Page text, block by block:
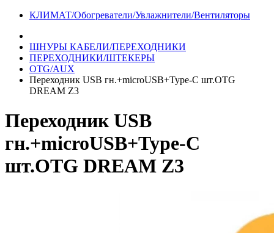
КЛИМАТ/Обогреватели/Увлажнители/Вентиляторы
ШНУРЫ КАБЕЛИ/ПЕРЕХОДНИКИ
ПЕРЕХОДНИКИ/ШТЕКЕРЫ
OTG/AUX
Переходник USB гн.+microUSB+Type-C шт.OTG
DREAM Z3
Переходник USB
гн.+microUSB+Type-C
шт.OTG DREAM Z3